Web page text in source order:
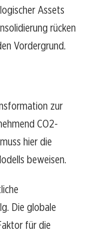
Assets
rücken
Vordergrund.
zur
CO2-
hier die
beweisen.
Die globale
für die